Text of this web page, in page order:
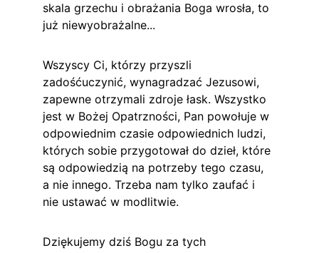
skala grzechu i obrażania Boga wrosła, to
już niewyobrażalne...
Wszyscy Ci, którzy przyszli
zadośćuczynić, wynagradzać Jezusowi,
zapewne otrzymali zdroje łask. Wszystko
jest w Bożej Opatrzności, Pan powołuje w
odpowiednim czasie odpowiednich ludzi,
których sobie przygotował do dzieł, które
są odpowiedzią na potrzeby tego czasu,
a nie innego. Trzeba nam tylko zaufać i
nie ustawać w modlitwie.
Dziękujemy dziś Bogu za tych